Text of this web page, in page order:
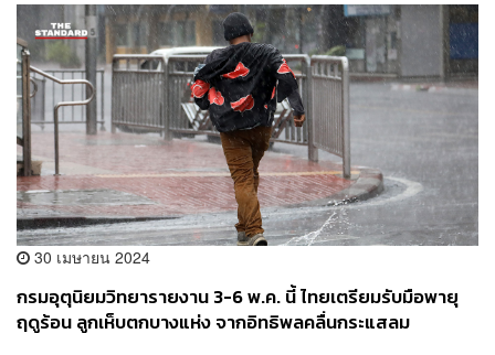
30 เมษายน 2024
กรมอุตุนิยมวิทยารายงาน 3-6 พ.ค. นี้ ไทยเตรียมรับมือพายุ
ฤดูร้อน ลูกเห็บตกบางแห่ง จากอิทธิพลคลื่นกระแสลม